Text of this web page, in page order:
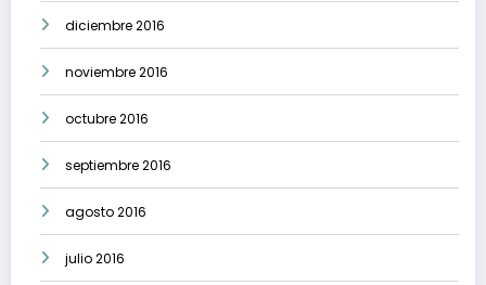
diciembre 2016
noviembre 2016
octubre 2016
septiembre 2016
agosto 2016
julio 2016